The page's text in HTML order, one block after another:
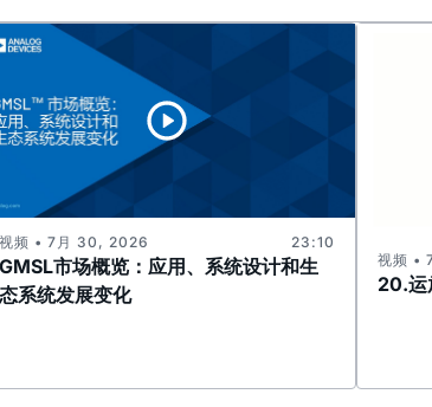
GMSL市场概览：应用、系统设计和生
态系统发展变化
视频 • 7月 30, 2026 23:10
20.运
视频 •